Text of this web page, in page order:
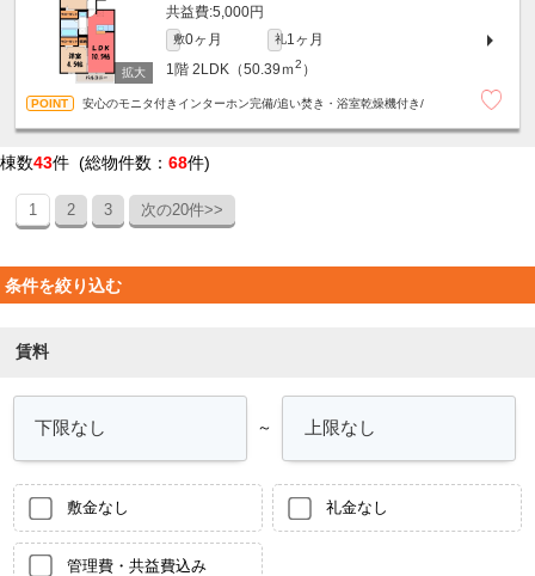
5,000円
敷0ヶ月 礼1ヶ月
1階 2LDK（50.39ｍ2 ）
安心のモニタ付きインターホン完備/追い焚き・浴室乾燥機付き/
棟数43件 (総物件数： 68件)
1 2 3 次の20件>>
条件を絞り込む
賃料
～
敷金なし 礼金なし
管理費・共益費込み